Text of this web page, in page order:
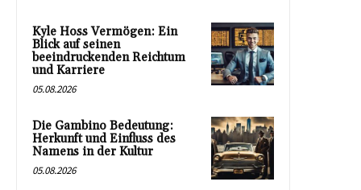
Kyle Hoss Vermögen: Ein
Blick auf seinen
beeindruckenden Reichtum
und Karriere
05.08.2026
Die Gambino Bedeutung:
Herkunft und Einfluss des
Namens in der Kultur
05.08.2026